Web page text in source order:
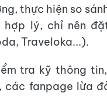
thực hiện so
hợp lý, chỉ nên
Traveloka...).
tra kỹ thông
các fanpage lừa